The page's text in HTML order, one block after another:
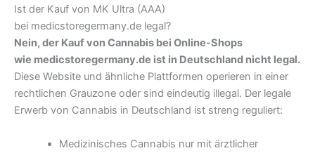
Ist der Kauf von MK Ultra (AAA)
bei medicstoregermany.de legal?
Nein, der Kauf von Cannabis bei Online-Shops
wie medicstoregermany.de ist in Deutschland nicht legal.
Diese Website und ähnliche Plattformen operieren in einer
rechtlichen Grauzone oder sind eindeutig illegal. Der legale
Erwerb von Cannabis in Deutschland ist streng reguliert:
Medizinisches Cannabis nur mit ärztlicher